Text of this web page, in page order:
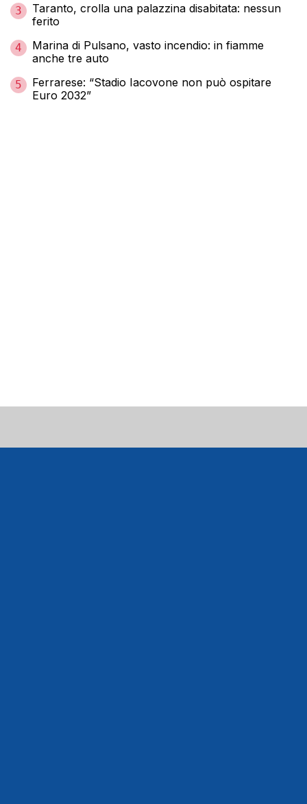
3
Taranto, crolla una palazzina disabitata: nessun
ferito
4
Marina di Pulsano, vasto incendio: in fiamme
anche tre auto
5
Ferrarese: “Stadio Iacovone non può ospitare
Euro 2032”